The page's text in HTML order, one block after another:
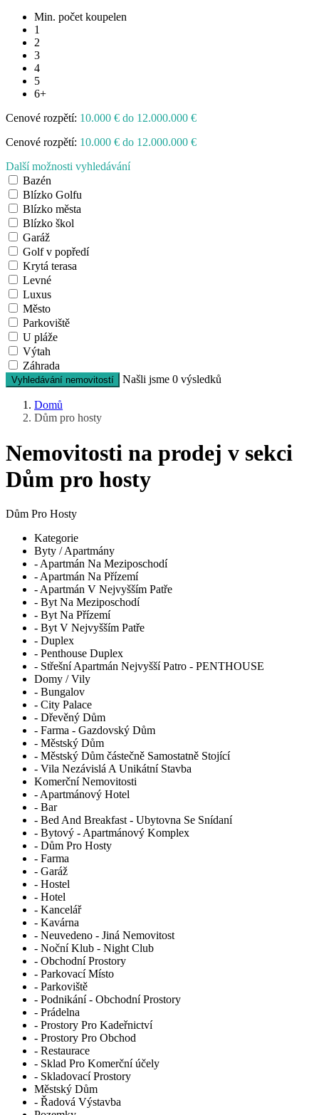
Min. počet koupelen
1
2
3
4
5
6+
Cenové rozpětí: 10.000 € do 12.000.000 €
Cenové rozpětí: 10.000 € do 12.000.000 €
Další možnosti vyhledávání
Bazén
Blízko Golfu
Blízko města
Blízko škol
Garáž
Golf v popředí
Krytá terasa
Levné
Luxus
Město
Parkoviště
U pláže
Výtah
Záhrada
Vyhledávání nemovitostí Našli jsme0 výsledků
Domů
Dům pro hosty
Nemovitosti na prodej v sekci
Dům pro hosty
Dům Pro Hosty
Kategorie
Byty / Apartmány
- Apartmán Na Meziposchodí
- Apartmán Na Přízemí
- Apartmán V Nejvyšším Patře
- Byt Na Meziposchodí
- Byt Na Přízemí
- Byt V Nejvyšším Patře
- Duplex
- Penthouse Duplex
- Střešní Apartmán Nejvyšší Patro - PENTHOUSE
Domy / Vily
- Bungalov
- City Palace
- Dřevěný Dům
- Farma - Gazdovský Dům
- Městský Dům
- Městský Dům částečně Samostatně Stojící
- Vila Nezávislá A Unikátní Stavba
Komerční Nemovitosti
- Apartmánový Hotel
- Bar
- Bed And Breakfast - Ubytovna Se Snídaní
- Bytový - Apartmánový Komplex
- Dům Pro Hosty
- Farma
- Garáž
- Hostel
- Hotel
- Kancelář
- Kavárna
- Neuvedeno - Jiná Nemovitost
- Noční Klub - Night Club
- Obchodní Prostory
- Parkovací Místo
- Parkoviště
- Podnikání - Obchodní Prostory
- Prádelna
- Prostory Pro Kadeřnictví
- Prostory Pro Obchod
- Restaurace
- Sklad Pro Komerční účely
- Skladovací Prostory
Městský Dům
- Řadová Výstavba